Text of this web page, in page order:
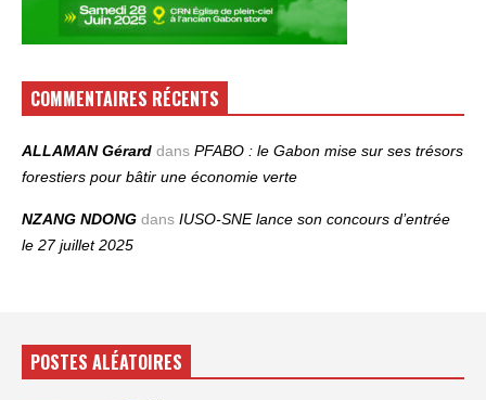
COMMENTAIRES RÉCENTS
ALLAMAN Gérard dans PFABO : le Gabon mise sur ses trésors
forestiers pour bâtir une économie verte
NZANG NDONG dans IUSO‑SNE lance son concours d’entrée
le 27 juillet 2025
POSTES ALÉATOIRES